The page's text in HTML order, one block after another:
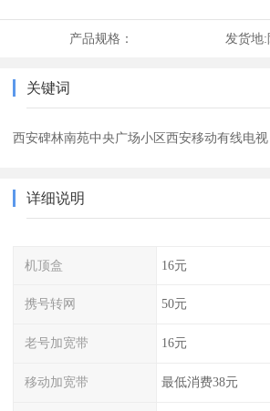
产品规格： 发货地:
关键词
西安碑林南苑中央广场小区西安移动有线电视
详细说明
机顶盒 16元
携号转网 50元
老号加宽带 16元
移动加宽带 最低消费38元